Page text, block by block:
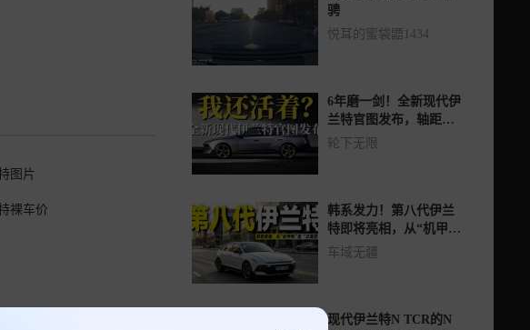
图片
裸车价
骋
悦耳的蜜袋鼯1434
6年磨一剑！全新现代伊
兰特官图发布，轴距加
长30mm
轮下无限
韩系发力！第八代伊兰
特即将亮相，从“机甲
风”变“三厢范”？
车域无疆
现代伊兰特N TCR的N